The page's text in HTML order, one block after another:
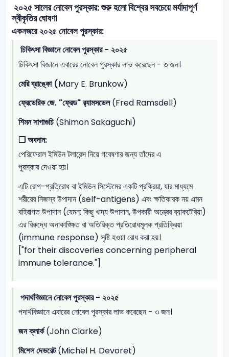
২০২৫ সালের নোবেল পুরস্কার: শুরু হলো বিশ্বের সবচেয়ে মর্যাদাপূর্ণ
স্বীকৃতির ঘোষণা
একনজরে ২০২৫ নোবেল পুরস্কার:
চিকিৎসা বিজ্ঞানে নোবেল পুরস্কার - ২০২৫
চিকিৎসা বিজ্ঞানে এবারের নোবেল পুরস্কার লাভ করেছেন - ৩ জন।
মেরি ব্রাঙ্কো (Mary E. Brunkow)
ফ্রেডেরিক জে. "ফ্রেড" র‍্যামসডেল(Fred Ramsdell)
শিমন সাগাগুচি(Shimon Sakaguchi)
❐অবদান:
পেরিফেরাল ইমিউন টলারেন্স নিয়ে গবেষণার জন্য তাঁদের এ
পুরস্কার দেওয়া হয়।
এটি রোগ-প্রতিরোধ বা ইমিউন সিস্টেমের একটি প্রক্রিয়া, যার মাধ্যমে
শরীরের নিজস্ব উপাদান (self-antigens) এবং ক্ষতিকারক নয় এমন
বহিরাগত উপাদান (যেমন: কিছু খাদ্য উপাদান, উপকারী অন্ত্রের ব্যাকটেরিয়া)
এর বিরুদ্ধে অনাকাঙ্ক্ষিত বা অতিরিক্ত প্রতিরোধমূলক প্রতিক্রিয়া
(immune response) সৃষ্টি হওয়া রোধ করা হয়।
["for their discoveries concerning peripheral
immune tolerance."]
পদার্থবিজ্ঞানে নোবেল পুরস্কার - ২০২৫
পদার্থবিজ্ঞানে এবারের নোবেল পুরস্কার লাভ করেছেন - ৩ জন।
জন ক্লার্ক(John Clarke)
মিশেল দেভরেট(Michel H. Devoret)